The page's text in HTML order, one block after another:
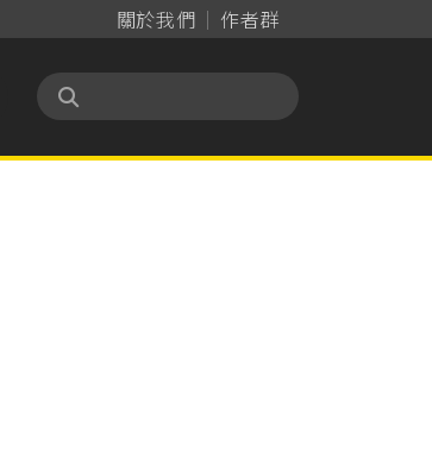
關於我們 作者群